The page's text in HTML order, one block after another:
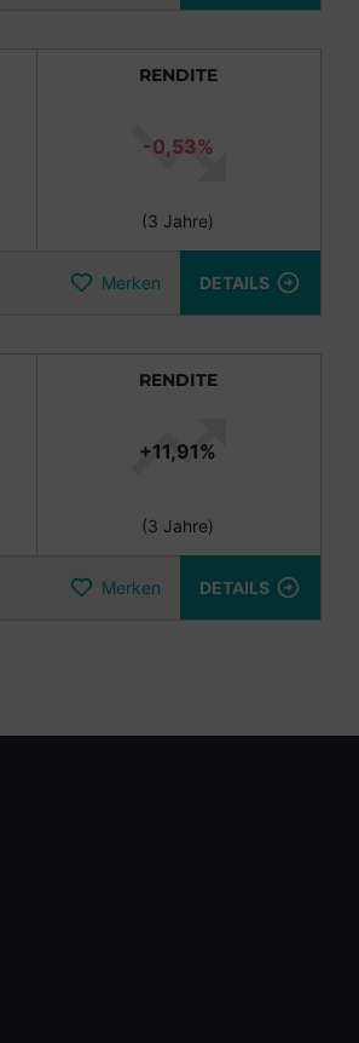
RENDITE
-0,53%
(3 Jahre)
Merken DETAILS
RENDITE
+11,91%
(3 Jahre)
Merken DETAILS